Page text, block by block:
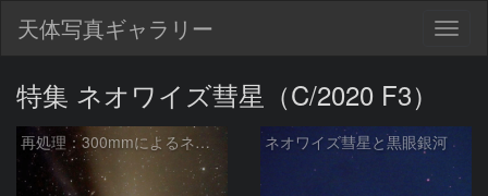
天体写真ギャラリー
特集 ネオワイズ彗星（C/2020 F3）
再処理：300mmによるネオワイズ彗星 ネオワイズ彗星と黒眼銀河